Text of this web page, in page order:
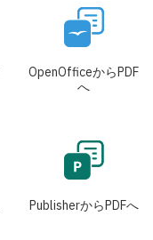
OpenOfficeからPDF
へ
PublisherからPDFへ